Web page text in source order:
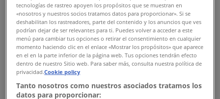
07:00 - 22:00
Martes
07:00 - 22:00
Miércoles
07:00 - 22:00
Jueves
07:00 - 22:00
Viernes
07:00 - 22:00
tecnologías de rastreo apoyen los propósitos que se muestran en
«nosotros y nuestros socios tratamos datos para proporcionar». Si se
deshabilitan los rastreadores, parte del contenido y los anuncios que ves
podrían dejar de ser relevantes para ti. Puedes volver a acceder a este
menú para cambiar tus opciones o retirar el consentimiento en cualquier
momento haciendo clic en el enlace «Mostrar los propósitos» que aparece
en el en la parte inferior de la página web. Tus opciones tendrán efecto
dentro de nuestro Sitio web. Para saber más, consulta nuestra política de
privacidad.Cookie policy
Tanto nosotros como nuestros asociados tratamos los
datos para proporcionar: